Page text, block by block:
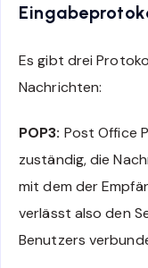
Es gibt drei
Nachrichten:
POP3: Post Office
zuständig, die
mit dem der
verlässt also den
Benutzers